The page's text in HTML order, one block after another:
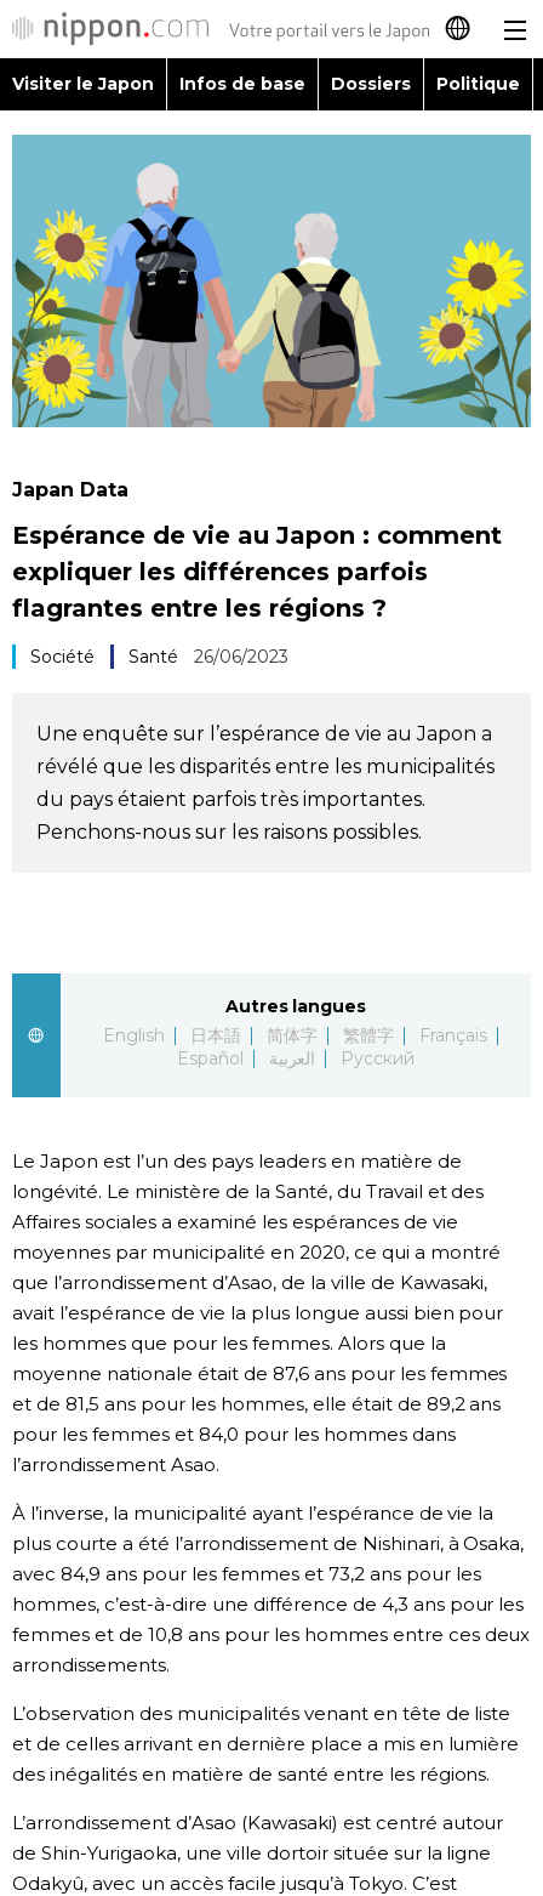
日本語
Español
العربية
Visiter le Japon
Infos de base
Dossiers
Société
Culture
Le japonais
Images
Vidéos
Tokyo
Visiter le Japon Infos de base Dossiers Politique
Japan Data
Espérance de vie au Japon : comment
expliquer les différences parfois
flagrantes entre les régions ?
Société Santé 26/06/2023
Une enquête sur l’espérance de vie au Japon a
révélé que les disparités entre les municipalités
du pays étaient parfois très importantes.
Penchons-nous sur les raisons possibles.
Autres langues
English
日本語 简体字 繁體字
Français
Español
العربية Русский
Le Japon est l’un des pays leaders en matière de
longévité. Le ministère de la Santé, du Travail et des
Affaires sociales a examiné les espérances de vie
moyennes par municipalité en 2020, ce qui a montré
que l’arrondissement d’Asao, de la ville de Kawasaki,
avait l’espérance de vie la plus longue aussi bien pour
les hommes que pour les femmes. Alors que la
moyenne nationale était de 87,6 ans pour les femmes
et de 81,5 ans pour les hommes, elle était de 89,2 ans
pour les femmes et 84,0 pour les hommes dans
l’arrondissement Asao.
À l’inverse, la municipalité ayant l’espérance de vie la
plus courte a été l’arrondissement de Nishinari, à Osaka,
avec 84,9 ans pour les femmes et 73,2 ans pour les
hommes, c’est-à-dire une différence de 4,3 ans pour les
femmes et de 10,8 ans pour les hommes entre ces deux
arrondissements.
L’observation des municipalités venant en tête de liste
et de celles arrivant en dernière place a mis en lumière
des inégalités en matière de santé entre les régions.
L’arrondissement d’Asao (Kawasaki) est centré autour
de Shin-Yurigaoka, une ville dortoir située sur la ligne
Odakyû, avec un accès facile jusqu’à Tokyo. C’est